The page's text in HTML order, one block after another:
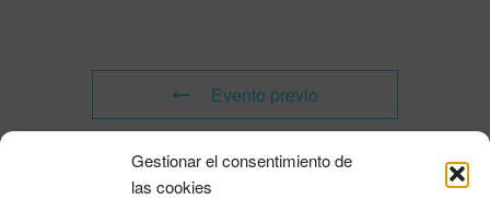
Gestionar el consentimiento de
las cookies
Evento previo
Evento siguiente